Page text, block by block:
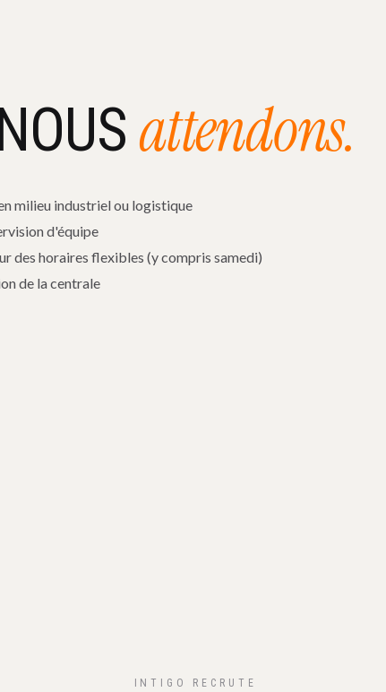
attendons.
milieu industriel ou logistique
d'équipe
des horaires flexibles (y compris samedi)
de la centrale
INTIGO RECRUTE